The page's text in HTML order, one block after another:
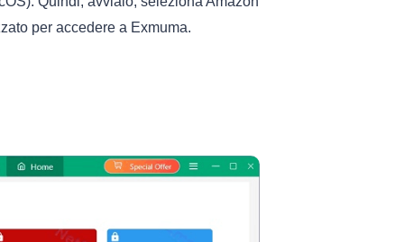
per accedere a Exmuma.